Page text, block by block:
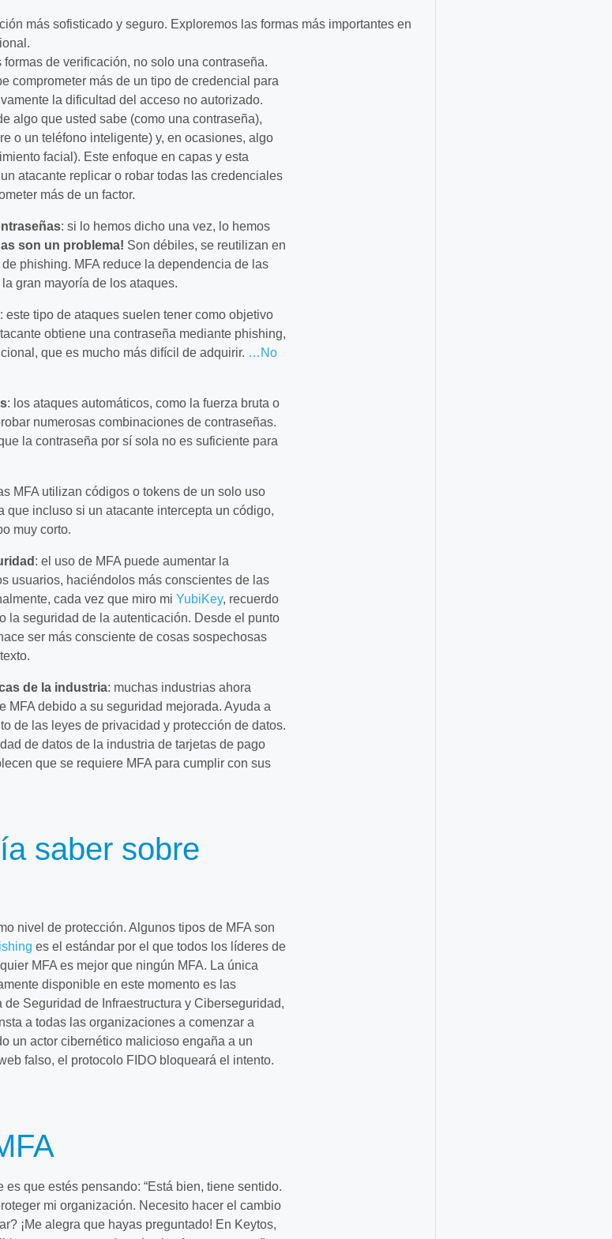
más sofisticado y seguro. Exploremos las formas más importantes en
formas de verificación, no solo una contraseña.
comprometer más de un tipo de credencial para
la dificultad del acceso no autorizado.
algo que usted sabe (como una contraseña),
o un teléfono inteligente) y, en ocasiones, algo
facial). Este enfoque en capas y esta
atacante replicar o robar todas las credenciales
más de un factor.
: si lo hemos dicho una vez, lo hemos
son un problema! Son débiles, se reutilizan en
phishing. MFA reduce la dependencia de las
gran mayoría de los ataques.
: este tipo de ataques suelen tener como objetivo
obtiene una contraseña mediante phishing,
que es mucho más difícil de adquirir. …No
: los ataques automáticos, como la fuerza bruta o
numerosas combinaciones de contraseñas.
la contraseña por sí sola no es suficiente para
MFA utilizan códigos o tokens de un solo uso
incluso si un atacante intercepta un código,
muy corto.
: el uso de MFA puede aumentar la
usuarios, haciéndolos más conscientes de las
cada vez que miro mi YubiKey, recuerdo
la seguridad de la autenticación. Desde el punto
ser más consciente de cosas sospechosas
de la industria: muchas industrias ahora
MFA debido a su seguridad mejorada. Ayuda a
de las leyes de privacidad y protección de datos.
de datos de la industria de tarjetas de pago
que se requiere MFA para cumplir con sus
saber sobre
nivel de protección. Algunos tipos de MFA son
es el estándar por el que todos los líderes de
MFA es mejor que ningún MFA. La única
disponible en este momento es las
de Seguridad de Infraestructura y Ciberseguridad,
a todas las organizaciones a comenzar a
un actor cibernético malicioso engaña a un
falso, el protocolo FIDO bloqueará el intento.
que estés pensando: “Está bien, tiene sentido.
mi organización. Necesito hacer el cambio
¡Me alegra que hayas preguntado! En Keytos,